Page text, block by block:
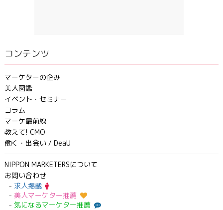
コンテンツ
マーケターの企み
美人図鑑
イベント・セミナー
コラム
マーケ最前線
教えて! CMO
働く・出会い / DeaU
NIPPON MARKETERSについて
お問い合わせ
求人掲載
美人マーケター推薦
気になるマーケター推薦